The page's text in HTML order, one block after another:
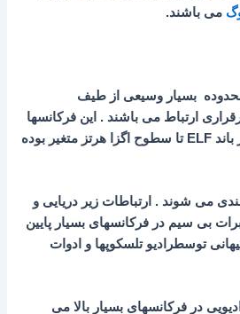
می باشند.
بسیار وسیعی از طیف
ارتباط می باشند . این فرکانسها
از محدوده چند ده هرتز در باند ELF تا سطوح اگزا هرتز متغیر بوده
می شوند . ارتباطات زیر دریایی و
بی سیم در فرکانسهای بسیار پایین
توسطرادیو تلسکوپها و ادوات
در فرکانسهای بسیار بالا می